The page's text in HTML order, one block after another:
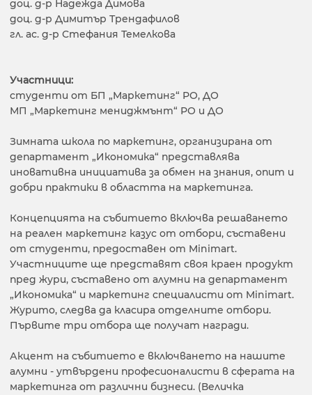
доц. д-р Надежда Димова
доц. д-р Димитър Трендафилов
гл. ас. д-р Стефания Темелкова
Участници:
студенти от БП „Маркетинг“ РО, ДО
МП „Маркетинг мениджмънт“ РО и ДО
Зимната школа по маркетинг, организирана от
департамент „Икономика“ представлява
иновативна инициатива за обмен на знания, опит и
добри практики в областта на маркетинга.
Концепцията на събитието включва решаването
на реален маркетинг казус от отбори, съставени
от студенти, предоставен от Minimart.
Участниците ще представят своя краен продукт
пред жури, съставено от алумни на департамент
„Икономика“ и маркетинг специалисти от Minimart.
Журито, следва да класира отделните отбори.
Първите три отбора ще получат награди.
Акцент на събитието е включването на нашите
алумни - утвърдени професионалисти в сферата на
маркетинга от различни бизнеси. (Величка